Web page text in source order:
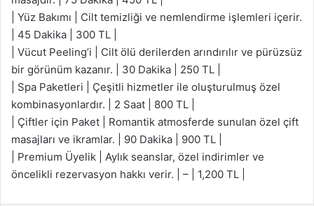
| Yüz Bakımı | Cilt temizliği ve nemlendirme işlemleri içerir.
| 45 Dakika | 300 TL |
| Vücut Peeling’i | Cilt ölü derilerden arındırılır ve pürüzsüz
bir görünüm kazanır. | 30 Dakika | 250 TL |
| Spa Paketleri | Çeşitli hizmetler ile oluşturulmuş özel
kombinasyonlardır. | 2 Saat | 800 TL |
| Çiftler için Paket | Romantik atmosferde sunulan özel çift
masajları ve ikramlar. | 90 Dakika | 900 TL |
| Premium Üyelik | Aylık seanslar, özel indirimler ve
öncelikli rezervasyon hakkı verir. | – | 1,200 TL |